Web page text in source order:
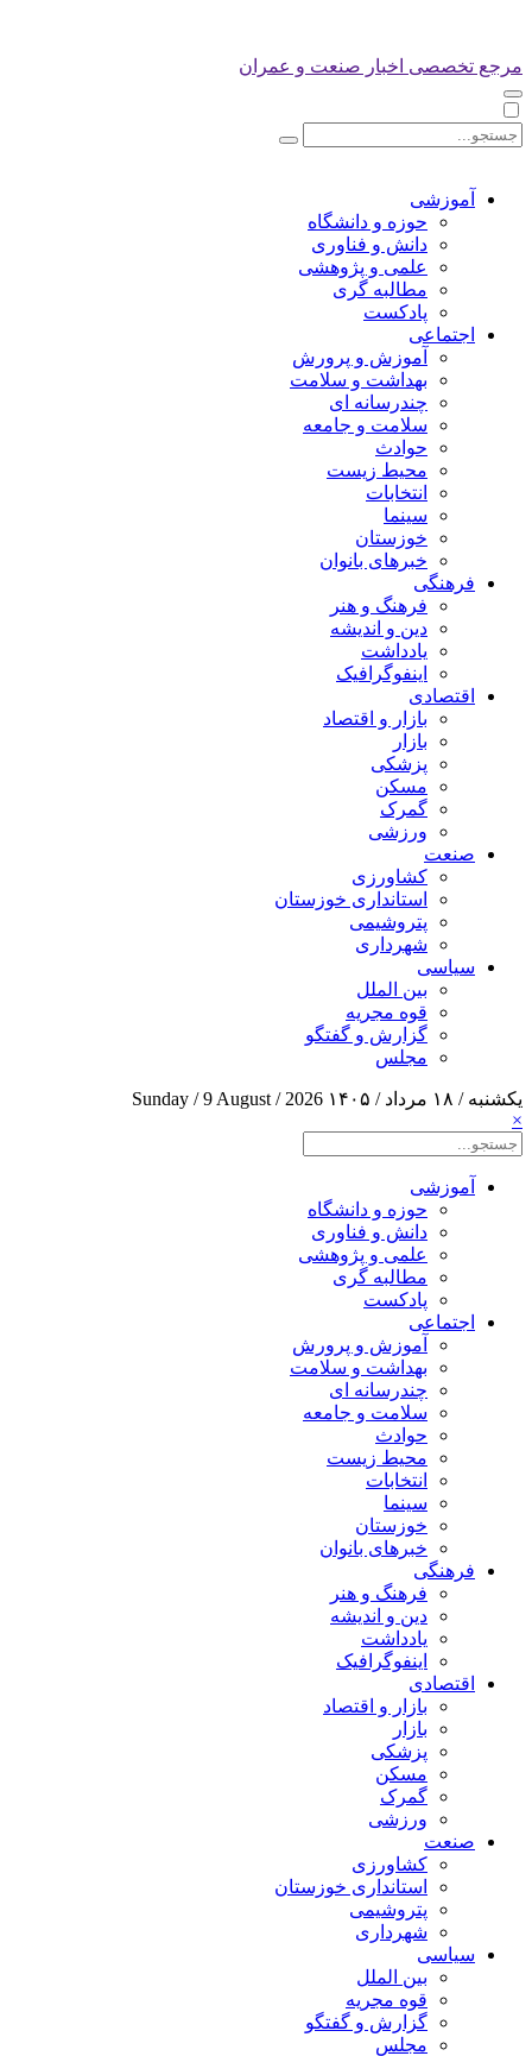
مرجع تخصصی اخبار صنعت و عمران
آموزشی
حوزه و دانشگاه
دانش و فناوری
علمی و پژوهشی
مطالبه گری
پادکست
اجتماعی
آموزش و پرورش
بهداشت و سلامت
چندرسانه ای
سلامت و جامعه
حوادث
محیط زیست
انتخابات
سینما
خوزستان
خبرهای بانوان
فرهنگی
فرهنگ و هنر
دین و اندیشه
یادداشت
اینفوگرافیک
اقتصادی
بازار و اقتصاد
بازار
پزشکی
مسکن
گمرک
ورزشی
صنعت
کشاورزی
استانداری خوزستان
پتروشیمی
شهرداری
سیاسی
بین الملل
قوه مجریه
گزارش و گفتگو
مجلس
یکشنبه / ۱۸ مرداد / ۱۴۰۵
Sunday / 9 August / 2026
×
آموزشی
حوزه و دانشگاه
دانش و فناوری
علمی و پژوهشی
مطالبه گری
پادکست
اجتماعی
آموزش و پرورش
بهداشت و سلامت
چندرسانه ای
سلامت و جامعه
حوادث
محیط زیست
انتخابات
سینما
خوزستان
خبرهای بانوان
فرهنگی
فرهنگ و هنر
دین و اندیشه
یادداشت
اینفوگرافیک
اقتصادی
بازار و اقتصاد
بازار
پزشکی
مسکن
گمرک
ورزشی
صنعت
کشاورزی
استانداری خوزستان
پتروشیمی
شهرداری
سیاسی
بین الملل
قوه مجریه
گزارش و گفتگو
مجلس